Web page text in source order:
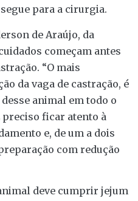
para a cirurgia.
de Araújo, da
começam antes
“O mais
da vaga de castração, é
animal em todo o
ficar atento à
e, de um a dois
com redução
deve cumprir jejum